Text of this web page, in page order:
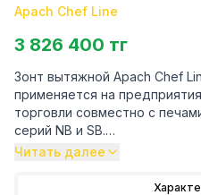
Apach Chef Line
3 826 400 тг
Зонт вытяжной Apach Chef
применяется на
торговли совместно с
серий NB и SB.
Читать далее